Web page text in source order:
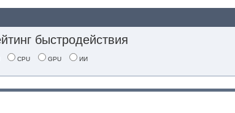
быстродействия
CPU GPU ИИ